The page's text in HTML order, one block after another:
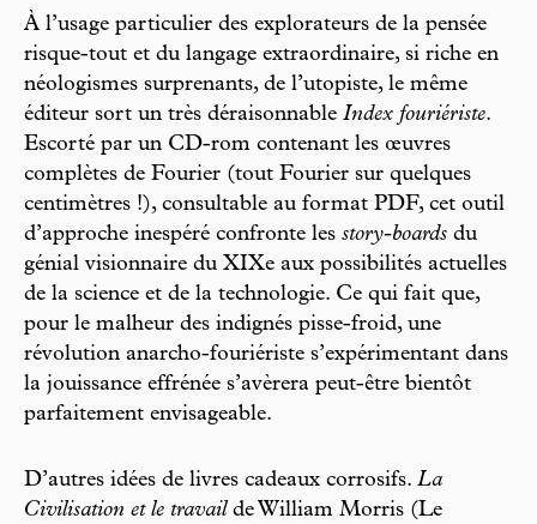
À l’usage particulier des explorateurs de la pensée
risque-tout et du langage extraordinaire, si riche en
néologismes surprenants, de l’utopiste, le même
éditeur sort un très déraisonnable Index fouriériste.
Escorté par un CD-rom contenant les œuvres
complètes de Fourier (tout Fourier sur quelques
centimètres !), consultable au format PDF, cet outil
d’approche inespéré confronte les story-boards du
génial visionnaire du XIXe aux possibilités actuelles
de la science et de la technologie. Ce qui fait que,
pour le malheur des indignés pisse-froid, une
révolution anarcho-fouriériste s’expérimentant dans
la jouissance effrénée s’avèrera peut-être bientôt
parfaitement envisageable.
D’autres idées de livres cadeaux corrosifs. La
Civilisation et le travail de William Morris (Le